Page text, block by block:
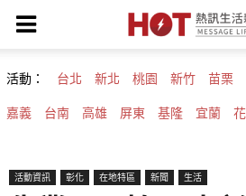
活動： 台北 新北 桃園 新竹 苗栗
嘉義 台南 高雄 屏東 基隆 宜蘭
活動資訊 彰化 在地特區 新聞 生活